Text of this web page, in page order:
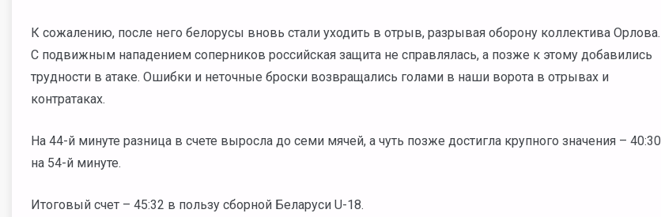
К сожалению, после него белорусы вновь стали уходить в отрыв, разрывая оборону коллектива Орлова.
С подвижным нападением соперников российская защита не справлялась, а позже к этому добавились
трудности в атаке. Ошибки и неточные броски возвращались голами в наши ворота в отрывах и
контратаках.
На 44-й минуте разница в счете выросла до семи мячей, а чуть позже достигла крупного значения – 40:30
на 54-й минуте.
Итоговый счет – 45:32 в пользу сборной Беларуси U-18.